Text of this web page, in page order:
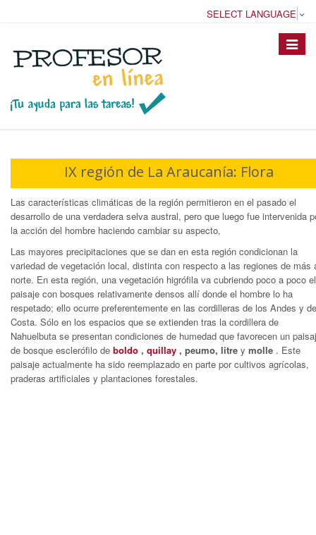
SELECT LANGUAGE
Toggle
IX región de La Araucanía: Flora
Las características climáticas de la región permitieron en el pasado el
desarrollo de una verdadera selva austral, pero que luego fue intervenida
la acción del hombre haciendo cambiar su aspecto,
Las mayores precipitaciones que se dan en esta región condicionan la
variedad de vegetación local, distinta con respecto a las regiones de más
norte. En esta región, una vegetación higrófila va cubriendo poco a poco el
paisaje con bosques relativamente densos allí donde el hombre lo ha
respetado; ello ocurre preferentemente en las cordilleras de los Andes y
Costa. Sólo en los espacios que se extienden tras la cordillera de
Nahuelbuta se presentan condiciones de humedad que favorecen un
de bosque esclerófilo de boldo , quillay , peumo, litre y molle . Este
paisaje actualmente ha sido reemplazado en parte por cultivos agrícolas,
praderas artificiales y plantaciones forestales.